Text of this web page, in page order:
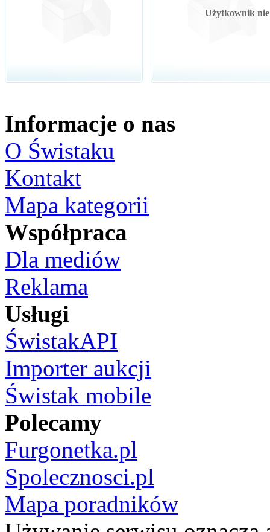
Użytkownik
Informacje o nas
O Świstaku
Kontakt
Mapa kategorii
Współpraca
Dla mediów
Reklama
Usługi
ŚwistakAPI
Importer aukcji
Świstak mobile
Polecamy
Furgonetka.pl
Spolecznosci.pl
Mapa poradników